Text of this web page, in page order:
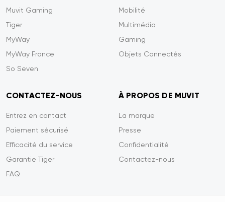
Muvit Gaming
Tiger
MyWay
MyWay France
So Seven
Mobilité
Multimédia
Gaming
Objets Connectés
CONTACTEZ-NOUS
Entrez en contact
Paiement sécurisé
Efficacité du service
Garantie Tiger
FAQ
À PROPOS DE MUVIT
La marque
Presse
Confidentialité
Contactez-nous